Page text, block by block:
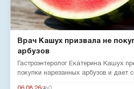
Врач Кашух призвала не
арбузов
Гастроэнтеролог Екатерина Кашух
покупки нарезанных арбузов и дает